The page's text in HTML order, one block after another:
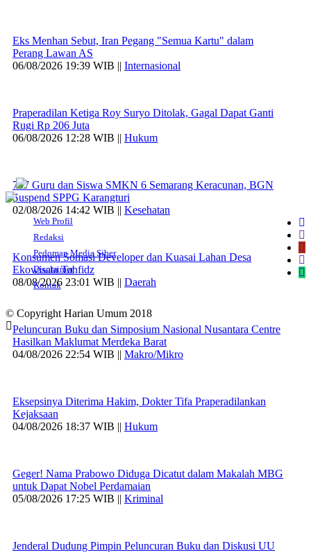
Eks Menhan Sebut, Iran Pegang "Semua Kartu" dalam
Perang Lawan AS
06/08/2026 19:39 WIB || Internasional
Praperadilan Ketiga Roy Suryo Ditolak, Gagal Dapat Ganti
Rugi Rp 206 Juta
06/08/2026 12:28 WIB || Hukum
707 Guru dan Siswa SMKN 6 Semarang Keracunan, BGN
Suspend SPPG Karangturi
02/08/2026 14:42 WIB || Kesehatan
Konsumen Somasi Developer dan Kuasai Lahan Desa
Ekowisata Tahfidz
08/08/2026 23:01 WIB || Daerah
Peluncuran Buku dan Simposium Nasional Nusantara Centre
Hasilkan Maklumat Merdeka Barat
04/08/2026 22:54 WIB || Makro/Mikro
Eksepsinya Diterima Hakim, Dokter Tifa Praperadilankan
Kejaksaan
04/08/2026 18:37 WIB || Hukum
Geger! Nama Prabowo Diduga Dicatut dalam Makalah MBG
untuk Dapat Nobel Perdamaian
05/08/2026 17:25 WIB || Kriminal
Jenderal Dudung Pimpin Peluncuran Buku dan Diskusi UU
Web Profil
Redaksi
Pedoman Media Siber
Disclaimer
Kontak
© Copyright Harian Umum 2018